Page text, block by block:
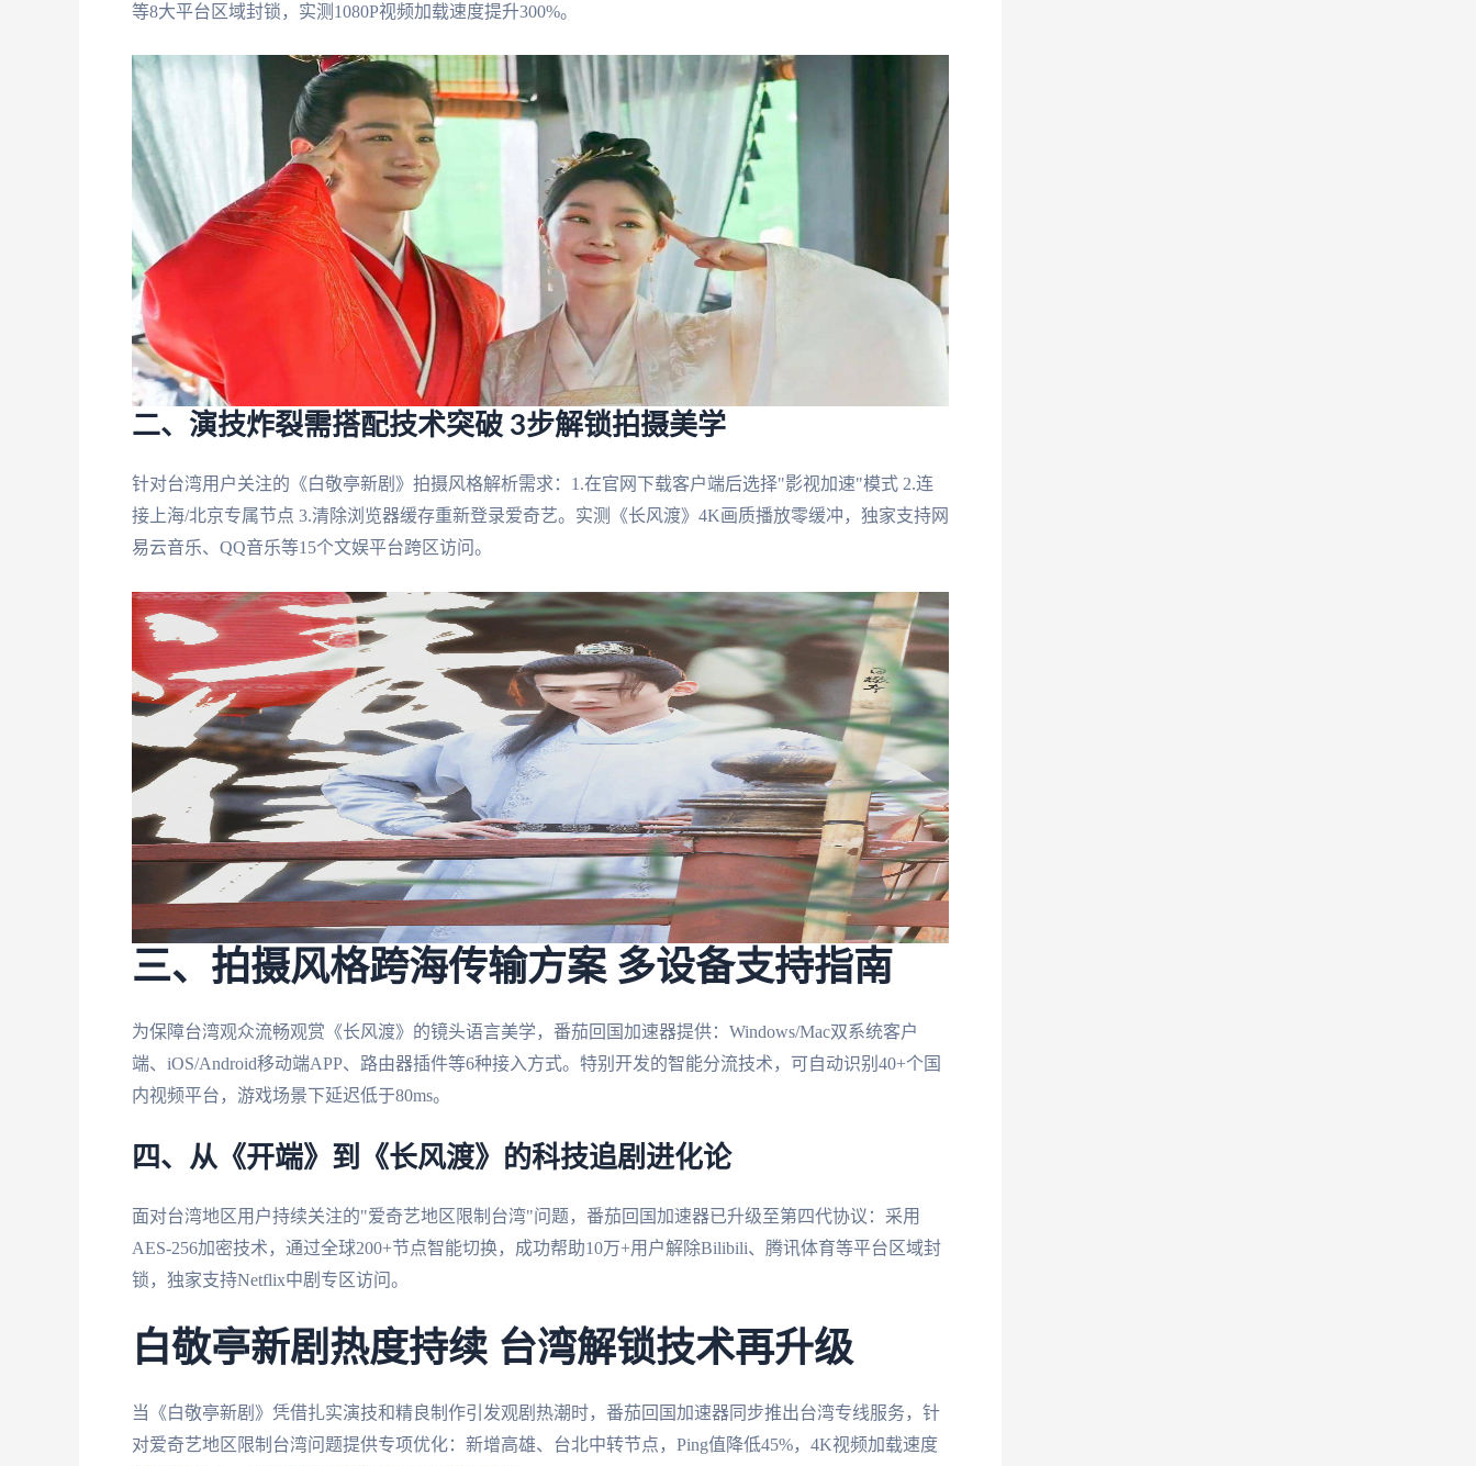
等8大平台区域封锁，实测1080P视频加载速度提升300%。
二、演技炸裂需搭配技术突破 3步解锁拍摄美学
针对台湾用户关注的《白敬亭新剧》拍摄风格解析需求：1.在官网下载客户端后选择"影视加速"模式 2.连
接上海/北京专属节点 3.清除浏览器缓存重新登录爱奇艺。实测《长风渡》4K画质播放零缓冲，独家支持网
易云音乐、QQ音乐等15个文娱平台跨区访问。
三、拍摄风格跨海传输方案 多设备支持指南
为保障台湾观众流畅观赏《长风渡》的镜头语言美学，番茄回国加速器提供：Windows/Mac双系统客户
端、iOS/Android移动端APP、路由器插件等6种接入方式。特别开发的智能分流技术，可自动识别40+个国
内视频平台，游戏场景下延迟低于80ms。
四、从《开端》到《长风渡》的科技追剧进化论
面对台湾地区用户持续关注的"爱奇艺地区限制台湾"问题，番茄回国加速器已升级至第四代协议：采用
AES-256加密技术，通过全球200+节点智能切换，成功帮助10万+用户解除Bilibili、腾讯体育等平台区域封
锁，独家支持Netflix中剧专区访问。
白敬亭新剧热度持续 台湾解锁技术再升级
当《白敬亭新剧》凭借扎实演技和精良制作引发观剧热潮时，番茄回国加速器同步推出台湾专线服务，针
对爱奇艺地区限制台湾问题提供专项优化：新增高雄、台北中转节点，Ping值降低45%，4K视频加载速度